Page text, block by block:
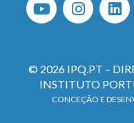
© 2026 IPQ.PT –
INSTITUTO
CONCEÇÃO E